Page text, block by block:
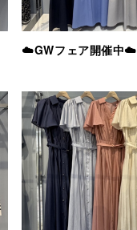
☁️GWフェア開催中☁️